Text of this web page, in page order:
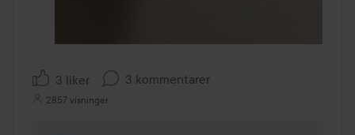
3 liker 3 kommentarer
2857 visninger